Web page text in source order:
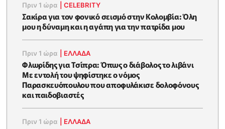
Πριν 1 ώρα |CELEBRITY
Σακίρα για τον φονικό σεισμό στην Κολομβία: Όλη
μου η δύναμη και η αγάπη για την πατρίδα μου
Πριν 1 ώρα ΕΛΛΑΔΑ
Φλωρίδης για Τσίπρα: Όπως ο διάβολος το λιβάνι
Με εντολή του ψηφίστηκε ο νόμος
Παρασκευόπουλου που αποφυλάκισε δολοφόνους
και παιδοβιαστές
Πριν 1 ώρα ΕΛΛΑΔΑ